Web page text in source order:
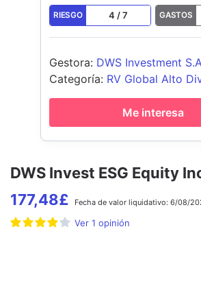
DWS Invest ESG Equity
177,48£ Fecha de valor liquidativo: 6/08/
Ver 1 opinión
RIESGO 4 /7 GASTOS
Gestora: DWS Investment
Categoría: RV Global Alto
Me interesa